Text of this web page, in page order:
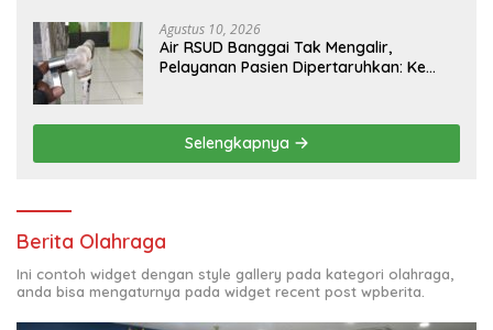
Agustus 10, 2026
Air RSUD Banggai Tak Mengalir,
Pelayanan Pasien Dipertaruhkan: Ke
Selengkapnya
Berita Olahraga
Ini contoh widget dengan style gallery pada kategori olahraga,
anda bisa mengaturnya pada widget recent post wpberita.